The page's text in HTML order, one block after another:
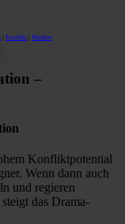
Konflikt Mindset
–
Konflikt­po­ten­tial
Wenn dann auch
und regieren
das Drama-